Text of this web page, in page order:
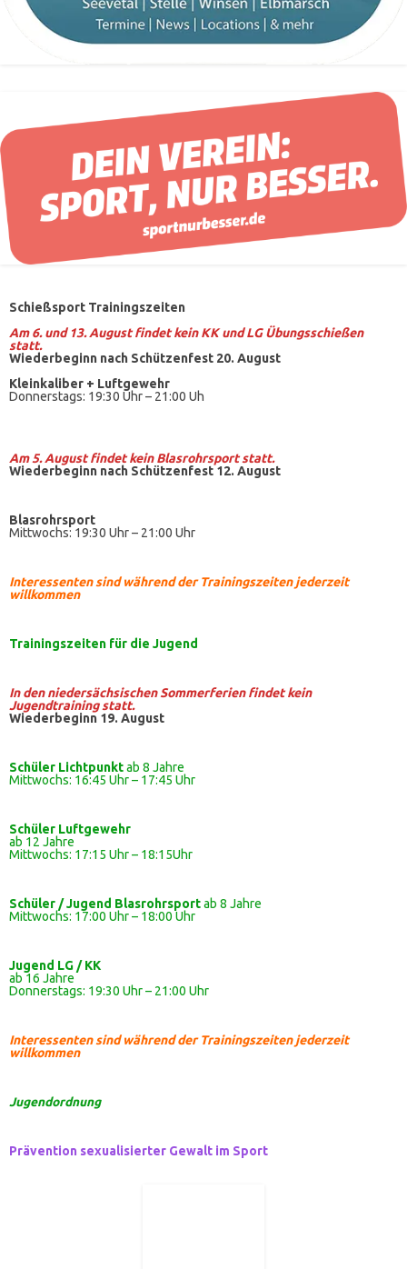
Schießsport Trainingszeiten
Am 6. und 13. August findet kein KK und LG Übungsschießen
statt.
Wiederbeginn nach Schützenfest 20. August
Kleinkaliber + Luftgewehr
Donnerstags: 19:30 Uhr – 21:00 Uh
Am 5. August findet keinBlasrohrsport statt.
Wiederbeginn nach Schützenfest 12. August
Blasrohrsport
Mittwochs: 19:30 Uhr – 21:00 Uhr
Interessenten sind während der Trainingszeiten jederzeit
willkommen
Trainingszeiten für die Jugend
In den niedersächsischen Sommerferien findet kein
Jugendtraining statt.
Wiederbeginn 19. August
Schüler Lichtpunktab 8 Jahre
Mittwochs: 16:45 Uhr – 17:45 Uhr
Schüler Luftgewehr
ab 12 Jahre
Mittwochs: 17:15 Uhr – 18:15Uhr
Schüler / Jugend Blasrohrsportab 8 Jahre
Mittwochs: 17:00 Uhr – 18:00 Uhr
Jugend LG / KK
ab 16 Jahre
Donnerstags: 19:30 Uhr – 21:00 Uhr
Interessenten sind während der Trainingszeiten jederzeit
willkommen
Jugendordnung
Prävention sexualisierter Gewalt im Sport